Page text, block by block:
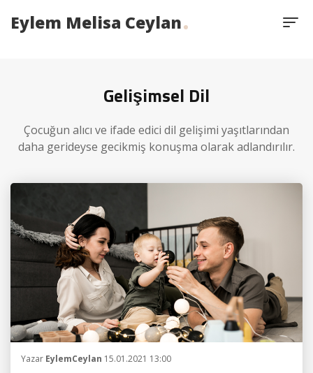
Eylem Melisa Ceylan
Gelişimsel Dil
Çocuğun alıcı ve ifade edici dil gelişimi yaşıtlarından
daha gerideyse gecikmiş konuşma olarak adlandırılır.
Yazar EylemCeylan 15.01.2021 13:00